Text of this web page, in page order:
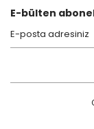
E-bülten